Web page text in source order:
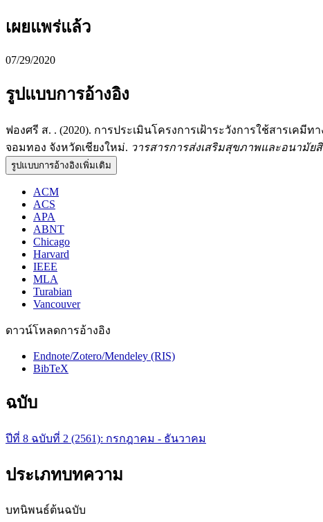
เผยแพร่แล้ว
07/29/2020
รูปแบบการอ้างอิง
ฟองศรี ส. . (2020). การประเมินโครงการเฝ้าระวังการใช้สารเค
จอมทอง จังหวัดเชียงใหม่. วารสารการส่งเสริมสุขภาพและอนามัย
รูปแบบการอ้างอิงเพิ่มเติม
ACM
ACS
APA
ABNT
Chicago
Harvard
IEEE
MLA
Turabian
Vancouver
ดาวน์โหลดการอ้างอิง
Endnote/Zotero/Mendeley (RIS)
BibTeX
ฉบับ
ปีที่ 8 ฉบับที่ 2 (2561): กรกฎาคม - ธันวาคม
ประเภทบทความ
บทนิพนธ์ต้นฉบับ